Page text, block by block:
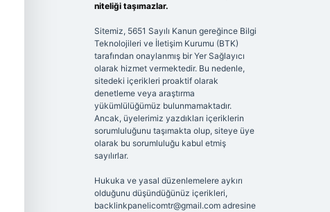
niteliği taşımazlar.
Sitemiz, 5651 Sayılı Kanun gereğince Bilgi
Teknolojileri ve İletişim Kurumu (BTK)
tarafından onaylanmış bir Yer Sağlayıcı
olarak hizmet vermektedir. Bu nedenle,
sitedeki içerikleri proaktif olarak
denetleme veya araştırma
yükümlülüğümüz bulunmamaktadır.
Ancak, üyelerimiz yazdıkları içeriklerin
sorumluluğunu taşımakta olup, siteye üye
olarak bu sorumluluğu kabul etmiş
sayılırlar.
Hukuka ve yasal düzenlemelere aykırı
olduğunu düşündüğünüz içerikleri,
backlinkpanelicomtr@gmail.comadresine